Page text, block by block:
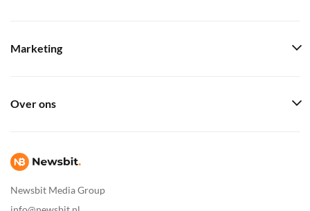
Newsbit Media Group
Marketing
Over ons